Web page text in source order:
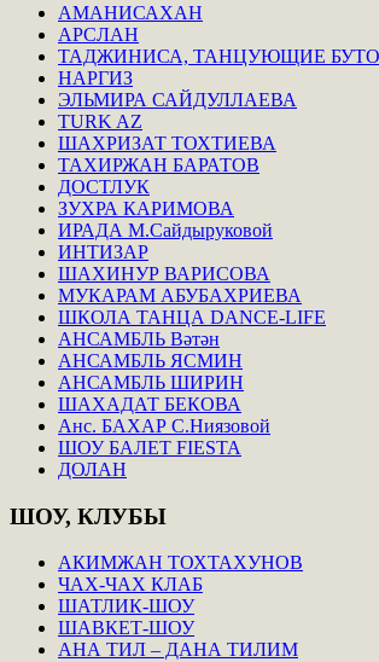
АМАНИСАХАН
АРСЛАН
ТАДЖИНИСА, ТАНЦУЮЩИЕ
НАРГИЗ
ЭЛЬМИРА САЙДУЛЛАЕВА
TURK AZ
ШАХРИЗАТ ТОХТИЕВА
ТАХИРЖАН БАРАТОВ
ДОСТЛУК
ЗУХРА КАРИМОВА
ИРАДА М.Сайдыруковой
ИНТИЗАР
ШАХИНУР ВАРИСОВА
МУКАРАМ АБУБАХРИЕВА
ШКОЛА ТАНЦА DANCE-LIFE
АНСАМБЛЬ Вәтән
АНСАМБЛЬ ЯСМИН
АНСАМБЛЬ ШИРИН
ШАХАДАТ БЕКОВА
Анс. БАХАР С.Ниязовой
ШОУ БАЛЕТ FIESTA
ДОЛАН
ШОУ, КЛУБЫ
АКИМЖАН ТОХТАХУНОВ
ЧАХ-ЧАХ КЛАБ
ШАТЛИК-ШОУ
ШАВКЕТ-ШОУ
АНА ТИЛ – ДАНА ТИЛИМ